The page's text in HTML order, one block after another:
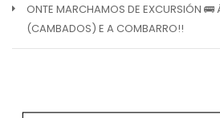
ONTE MARCHAMOS DE EXCURSIÓN 🚌
(CAMBADOS) E A COMBARRO!!